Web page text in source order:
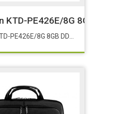
Şarj Aleti-Cihazı
KTD-PE426E/8G 8GB DDR4